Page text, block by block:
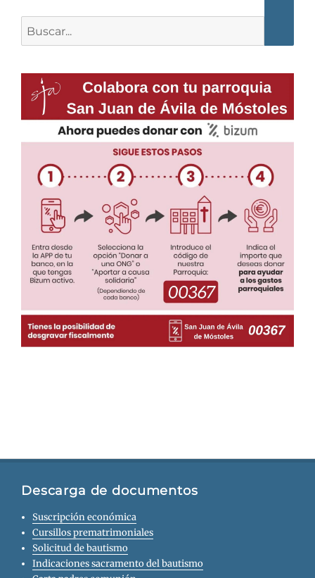
Descarga de documentos
Suscripción económica
Cursillos prematrimoniales
Solicitud de bautismo
Indicaciones sacramento del bautismo